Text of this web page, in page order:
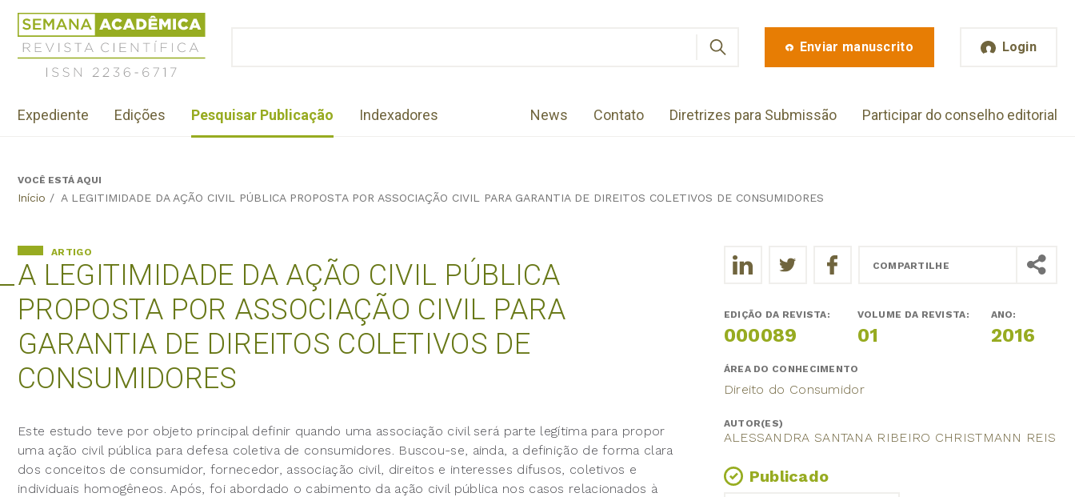
Jump
navigation
Revista
Científica
Semana
Acadêmica
2236-
Enviar manuscrito Login
Menu
institutional
Expediente Edições Pesquisar Publicação Indexadores News Contato Diretrizes para Submissão Participar do conselho editorial
BackVOCÊ ESTÁ AQUI
Início / A LEGITIMIDADE DA AÇÃO CIVIL PÚBLICA PROPOSTA POR ASSOCIAÇÃO CIVIL PARA GARANTIA DE DIREITOS COLETIVOS DE CONSUMIDORES
A LEGITIMIDADE DA AÇÃO CIVIL PÚBLICA
PROPOSTA POR ASSOCIAÇÃO CIVIL PARA
GARANTIA DE DIREITOS COLETIVOS DE
CONSUMIDORES
ARTIGO
Este estudo teve por objeto principal definir quando uma associação civil será parte legítima para propor
uma ação civil pública para defesa coletiva de consumidores. Buscou-se, ainda, a definição de forma clara
dos conceitos de consumidor, fornecedor, associação civil, direitos e interesses difusos, coletivos e
individuais homogêneos. Após, foi abordado o cabimento da ação civil pública nos casos relacionados à
COMPARTILHE
EDIÇÃO DA REVISTA:
000089
VOLUME DA REVISTA:
01
ANO:
2016
ÁREA DO CONHECIMENTO
Direito do Consumidor
AUTOR(ES)
ALESSANDRA SANTANA RIBEIRO CHRISTMANN REIS
Publicado